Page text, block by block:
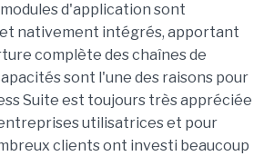
d'application sont
nativement intégrés, apportant
complète des chaînes de
sont l'une des raisons pour
Suite est toujours très appréciée
utilisatrices et pour
clients ont investi beaucoup